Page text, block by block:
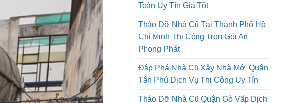
Cam Kết Không Phát Sinh
Đập Phá Nhà Cũ Chuyên Nghiệp An
Toàn Uy Tín Giá Tốt
Tháo Dỡ Nhà Cũ Tại Thành Phố Hồ
Chí Minh Thi Công Trọn Gói An
Phong Phát
Đập Phá Nhà Cũ Xây Nhà Mới Quận